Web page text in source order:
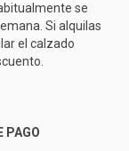
se
Si alquilas
el calzado
PAGO